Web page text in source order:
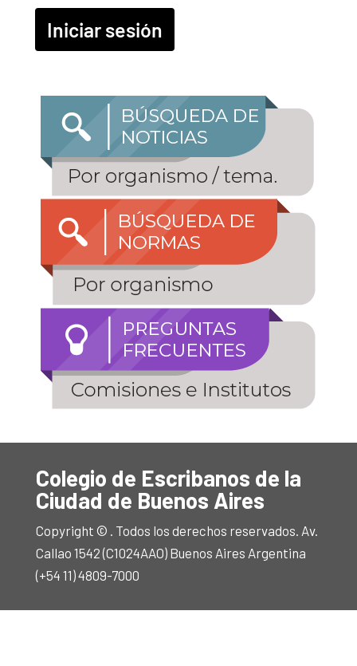
Colegio de Escribanos de la
Ciudad de Buenos Aires
Copyright © . Todos los derechos reservados. Av.
Callao 1542 (C1024AAO) Buenos Aires Argentina
(+54 11) 4809-7000